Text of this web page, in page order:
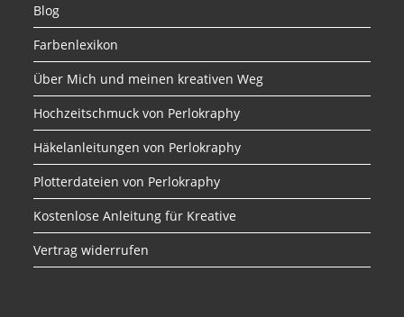
Blog
Farbenlexikon
Über Mich und meinen kreativen Weg
Hochzeitschmuck von Perlokraphy
Häkelanleitungen von Perlokraphy
Plotterdateien von Perlokraphy
Kostenlose Anleitung für Kreative
Vertrag widerrufen